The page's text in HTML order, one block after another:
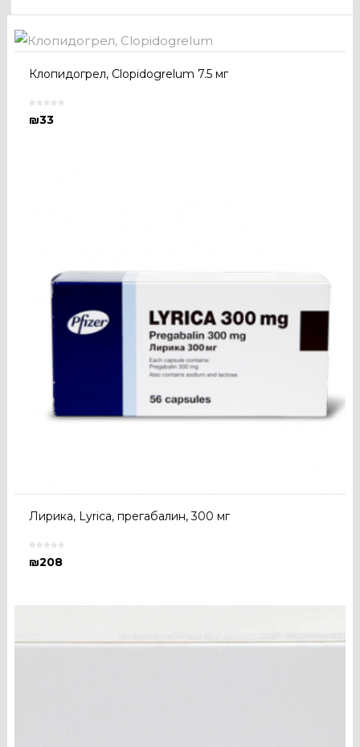
Клопидогрел, Clopidogrelum 7.5 мг
₪33
Лирика, Lyrica, прегабалин, 300 мг
₪208